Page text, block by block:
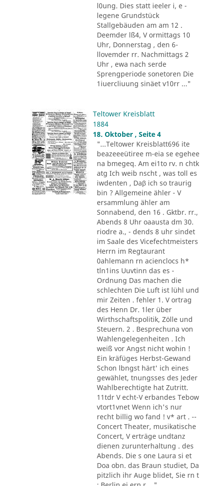
l0ung. Dies statt ieeler i, e -
legene Grundstück
Stallgebäuden am am 12 .
Deemder lß4, V ormittags 10
Uhr, Donnerstag , den 6-
llovemder rr. Nachmittags 2
Uhr , ewa nach serde
Sprengperiode sonetoren Die
1iuercliuung sinäet v10rr ..."
Teltower Kreisblatt
1884
18. Oktober , Seite 4
"...Teltower Kreisblatt696 ite
beazeeeütiree m-eia se egehee
na bmegeq. Am ei1to rv. n chtk
atg Ich weib nscht , was toll es
iwdenten , Daβ ich so traurig
bin ? Allgemeine ähler - V
ersammlung ähler am
Sonnabend, den 16 . Gktbr. rr.,
Abends 8 Uhr oaausta dm 30.
riodre a., - dends 8 uhr sindet
im Saale des Vicefechtmeisters
Herrn im Regtaurant
0ahlemann rn acienclocs h*
tln1ins Uuvtinn das es -
Ordnung Das machen die
schlechten Die Luft ist lühl und
mir Zeiten . fehler 1. V ortrag
des Henn Dr. 1ler über
Wirthschaftspolitik, Zölle und
Steuern. 2 . Besprechuna von
Wahlengelegenheiten . Ich
weiß vor Angst nicht wohin !
Ein kräfüges Herbst-Gewand
Schon lbngst härt' ich eines
gewählet, tnungsses des Jeder
Wahlberechtigte hat Zutritt.
11tdr V echt-V erbandes Tebow
vtort1vnet Wenn ich's nur
recht billig wo fand ! v* art . --
Concert Theater, musikatische
Concert, V erträge undtanz
dienen zurunterhaltung . des
Abends. Die s one Laura si et
Doa obn. das Braun studiet, Da
pitzlich ihr Auge blidet, Sie rn t